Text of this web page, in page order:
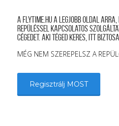
A FLYTIME.HU a legjobb oldal
repüléssel kapcsolatos
cégedet. Aki téged keres, itt
MÉG NEM SZEREPELSZ A
Regisztrálj MOST